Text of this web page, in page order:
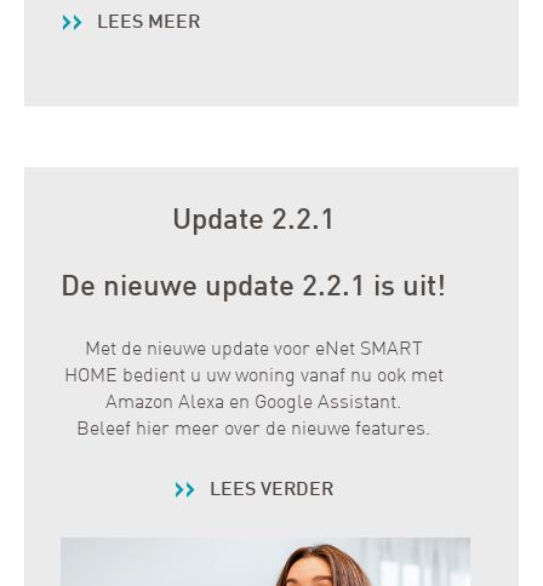
LEES MEER
Update 2.2.1
De nieuwe update 2.2.1 is uit!
Met de nieuwe update voor eNet SMART
HOME bedient u uw woning vanaf nu ook met
Amazon Alexa en Google Assistant.
Beleef hier meer over de nieuwe features.
LEES VERDER